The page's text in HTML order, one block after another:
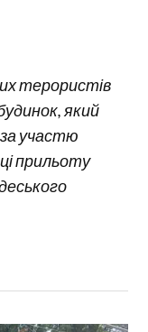
терористів
який
участю
прильоту